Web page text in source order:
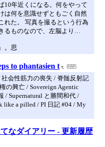
10年近くになる。何をやって
は何を意識せずともごく自然
れた。 写真を撮るという行為
るものなので、左脳より…
。思
to phantasien t
社会性筋力の喪失 / 脊髄反射記
の興亡 / Sovereign Agentic
/ Supernatural と勝間和代 /
like a pilled / PI 日記 #04 / My
なダイアリー - 更新履歴